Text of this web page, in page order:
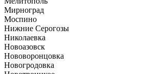
Мирноград
Моспино
Нижние Серогозы
Николаевка
Новоазовск
Нововоронцовка
Новогродовка